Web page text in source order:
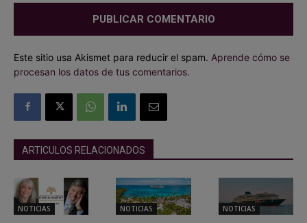
Este sitio usa Akismet para reducir el spam. Aprende cómo se
procesan los datos de tus comentarios.
ARTICULOS RELACIONADOS
NOTICIAS NOTICIAS NOTICIAS